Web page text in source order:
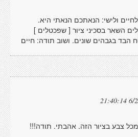
ולישי: הנאתכם הנאתי היא.
השאר בסכיני ציור [ שפכטלים ]
הבד בגבהים שונים. ושוב תודה: חיים
6/2/
צבע בציור הזה. אהבתי. תודה!!!